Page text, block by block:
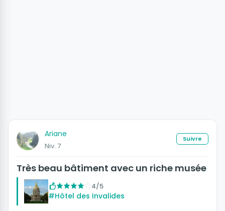
Ariane
Niv. 7
Suivre
Très beau bâtiment avec un riche musée
4/5
#Hôtel des Invalides